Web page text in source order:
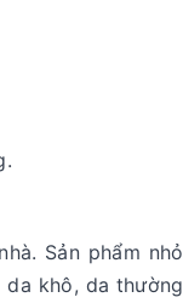
Sản phẩm nhỏ
khô, da thường